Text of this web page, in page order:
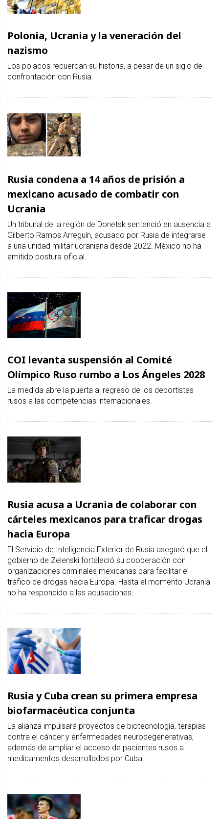
Polonia, Ucrania y la veneración del
nazismo
Los polacos recuerdan su historia, a pesar de un siglo de
confrontación con Rusia.
Rusia condena a 14 años de prisión a
mexicano acusado de combatir con
Ucrania
Un tribunal de la región de Donetsk sentenció en ausencia a
Gilberto Ramos Arreguín, acusado por Rusia de integrarse
a una unidad militar ucraniana desde 2022. México no ha
emitido postura oficial.
COI levanta suspensión al Comité
Olímpico Ruso rumbo a Los Ángeles 2028
La medida abre la puerta al regreso de los deportistas
rusos a las competencias internacionales.
Rusia acusa a Ucrania de colaborar con
cárteles mexicanos para traficar drogas
hacia Europa
El Servicio de Inteligencia Exterior de Rusia aseguró que el
gobierno de Zelenski fortaleció su cooperación con
organizaciones criminales mexicanas para facilitar el
tráfico de drogas hacia Europa. Hasta el momento Ucrania
no ha respondido a las acusaciones.
Rusia y Cuba crean su primera empresa
biofarmacéutica conjunta
La alianza impulsará proyectos de biotecnología, terapias
contra el cáncer y enfermedades neurodegenerativas,
además de ampliar el acceso de pacientes rusos a
medicamentos desarrollados por Cuba.